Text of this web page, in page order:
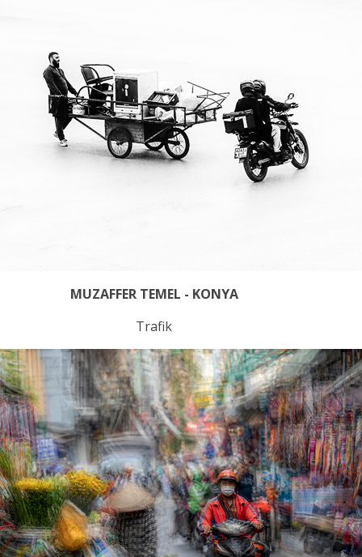
MUZAFFER TEMEL - KONYA
Trafik